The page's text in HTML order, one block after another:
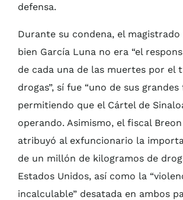
defensa.
Durante su condena, el magistrado
bien García Luna no era “el
de cada una de las muertes por el
drogas”, sí fue “uno de sus grandes
permitiendo que el Cártel de
operando. Asimismo, el fiscal Breon
atribuyó al exfuncionario la
de un millón de kilogramos de
Estados Unidos, así como la
incalculable” desatada en ambos